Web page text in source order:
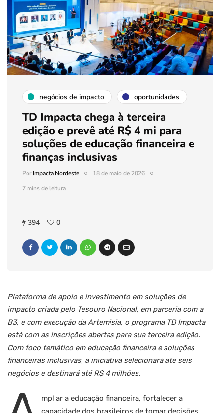
negócios de impacto oportunidades
TD Impacta chega à terceira
edição e prevê até R$ 4 mi para
soluções de educação financeira e
finanças inclusivas
PorImpacta Nordeste
18 de maio de 2026
7 mins de leitura
394 0
Plataforma de apoio e investimento em soluções de
impacto criada pelo Tesouro Nacional, em parceria com a
B3, e com execução da Artemisia, o programa TD Impacta
está com as inscrições abertas para sua terceira edição.
Com foco temático em educação financeira e soluções
financeiras inclusivas, a iniciativa selecionará até seis
negócios e destinará até R$ 4 milhões.
mpliar a educação financeira, fortalecer a
capacidade dos brasileiros de tomar decisões